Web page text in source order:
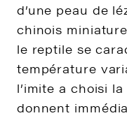
d’une peau de
chinois
le reptile se
température
l’imite a choisi
donnent